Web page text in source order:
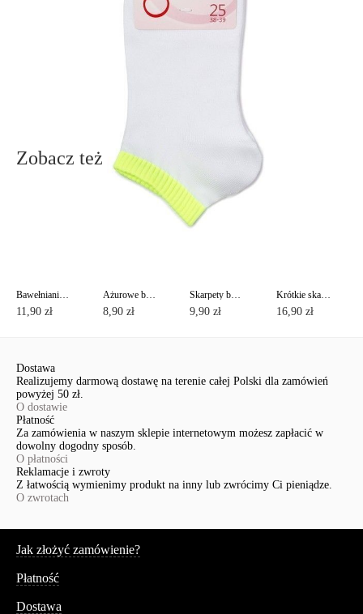
Ten produkt nie ma pytań Możesz zadać pytanie, klikając przycisk
Zobacz też
Bawełnianie skarpety CLASSIC
11,90 zł
Ażurowe bawełniane skarpety CLASSIC z pikotem
8,90 zł
Skarpety bawełniane z lureksem CLASSIC
9,90 zł
Krótkie skarpety bawełniane ACTIVE z stopa frotte
16,90 zł
Dostawa
Realizujemy darmową dostawę na terenie całej Polski dla zamówień
powyżej 50 zł.
O dostawie
Płatność
Za zamówienia w naszym sklepie internetowym możesz zapłacić w
dowolny dogodny sposób.
O płatności
Reklamacje i zwroty
Z łatwością wymienimy produkt na inny lub zwrócimy Ci pieniądze.
O zwrotach
Jak złożyć zamówienie?
Płatność
Dostawa